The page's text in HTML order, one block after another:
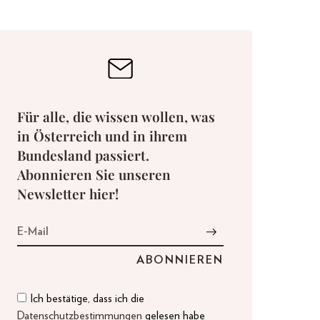
Für alle, die wissen wollen, was
in Österreich und in ihrem
Bundesland passiert.
Abonnieren Sie unseren
Newsletter hier!
Ich bestätige, dass ich die
Datenschutzbestimmungen gelesen habe